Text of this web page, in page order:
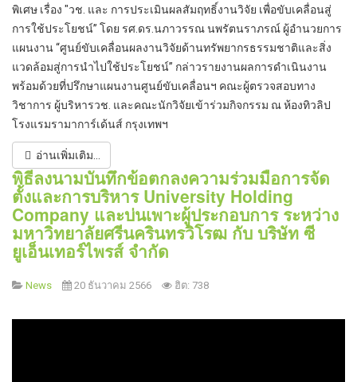
พิเศษ เรื่อง "วช. และ การประเมินผลสัมฤทธิ์งานวิจัย เพื่อขับเคลื่อนสู่
การใช้ประโยชน์” โดย รศ.ดร.นภาวรรณ นพรัตนราภรณ์ ผู้อำนวยการ
แผนงาน “ศูนย์ขับเคลื่อนผลงานวิจัยด้านทรัพยากรธรรมชาติและสิ่ง
แวดล้อมสู่การนำไปใช้ประโยชน์” กล่าวรายงานผลการดำเนินงาน
พร้อมด้วยที่ปรึกษาแผนงานศูนย์ขับเคลื่อนฯ คณะผู้ตรวจสอบทาง
วิชาการ ผู้บริหารวช. และคณะนักวิจัยเข้าร่วมกิจกรรม ณ ห้องทิวลิป
โรงแรมรามาการ์เด้นส์ กรุงเทพฯ
อ่านเพิ่มเติม...
พิธีลงนามบันทึกข้อตกลงความร่วมมือการจัด
ตั้งและการบริหาร University Holding
Company และบ่นเพาะผู้ประกอบการ ระหว่าง
มหาวิทยาลัยศรีนครินทรวิโรฒ กับ บริษัท ซี
ยูเอ็นเทอร์ไพรส์ จำกัด
News 20 ธันวาคม 2566 ฮิต: 738